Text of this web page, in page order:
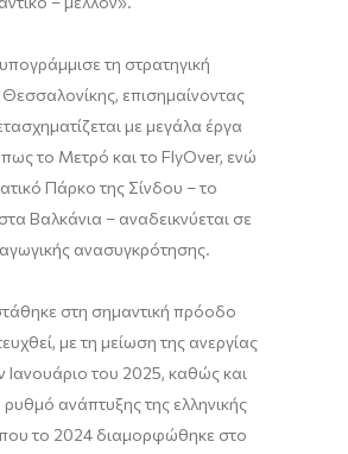
τη στρατηγική
επισημαίνοντας
με μεγάλα έργα
το Μετρό και το FlyOver, ενώ
Πάρκο της Σίνδου – το
Βαλκάνια – αναδεικνύεται σε
ανασυγκρότησης.
στη σημαντική πρόοδο
με τη μείωση της ανεργίας
Ιανουάριο του 2025, καθώς και
ανάπτυξης της ελληνικής
που το 2024 διαμορφώθηκε στο